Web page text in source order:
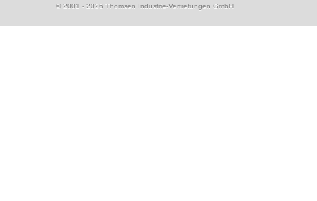
© 2001 - 2026 Thomsen Industrie-Vertretungen GmbH